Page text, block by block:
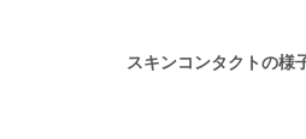
スキンコンタクトの様